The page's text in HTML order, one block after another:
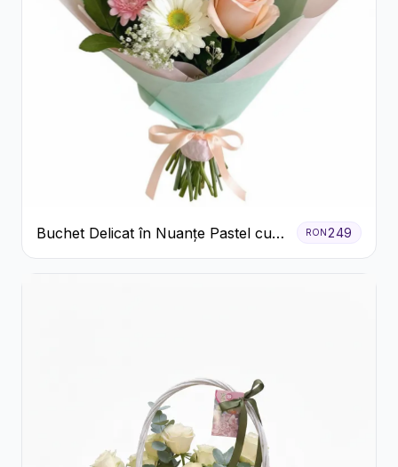
Buchet Delicat în Nuanțe Pastel cu
Trandafiri și Crizanteme Roz
RON249